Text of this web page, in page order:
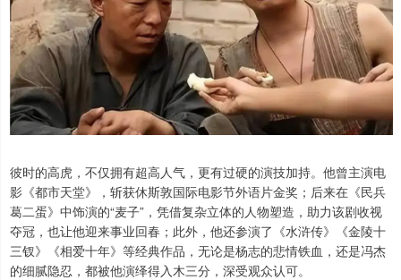
彼时的高虎，不仅拥有超高人气，更有过硬的演技加持。他曾主演电
影《都市天堂》，斩获休斯敦国际电影节外语片金奖；后来在《民兵
葛二蛋》中饰演的“麦子”，凭借复杂立体的人物塑造，助力该剧收视
夺冠，也让他迎来事业回春；此外，他还参演了《水浒传》《金陵十
三钗》《相爱十年》等经典作品，无论是杨志的悲情铁血，还是冯杰
的细腻隐忍，都被他演绎得入木三分，深受观众认可。